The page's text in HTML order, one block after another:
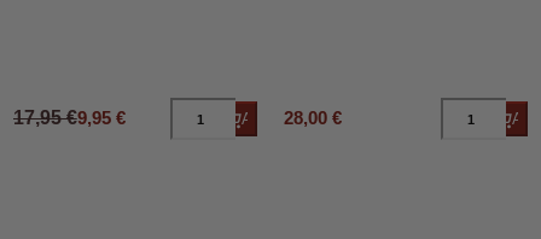
17,95 €9,95 € Añadir al carrito
28,00 €